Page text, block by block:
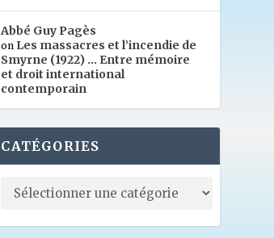
Abbé Guy Pagès
on Les massacres et l’incendie de
Smyrne (1922) … Entre mémoire
et droit international
contemporain
CATÉGORIES